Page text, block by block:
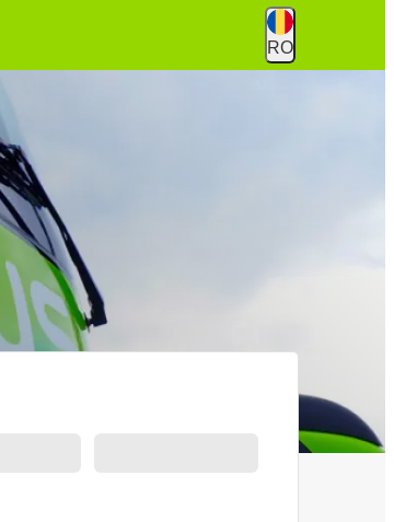
RO